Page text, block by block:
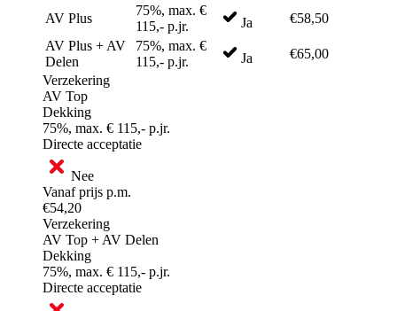
AV Plus
75%, max. €
115,- p.jr.
Ja
€58,50
AV Plus + AV
Delen
75%, max. €
115,- p.jr.
Ja
€65,00
Verzekering
AV Top
Dekking
75%, max. € 115,- p.jr.
Directe acceptatie
Nee
Vanaf prijs p.m.
€54,20
Verzekering
AV Top + AV Delen
Dekking
75%, max. € 115,- p.jr.
Directe acceptatie